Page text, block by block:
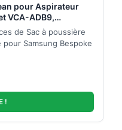
pour Aspirateur
VCA-ADB9,
Sac non Tissé
de Sac à poussière
Samsung Bespoke
!